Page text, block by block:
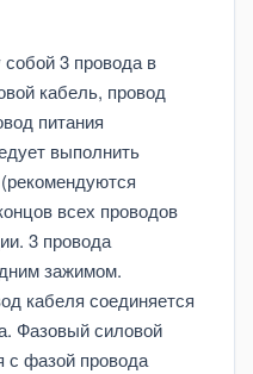
3 провода в
кабель, провод
питания
выполнить
всех проводов
3 провода
зажимом.
кабеля соединяется
Фазовый силовой
с фазой провода